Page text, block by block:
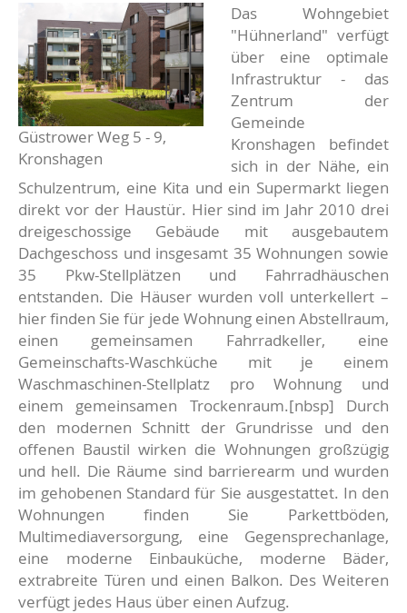
Güstrower Weg 5 - 9,
Kronshagen
Beschreibung
Das Wohngebiet
"Hühnerland" verfügt
über eine optimale
Infrastruktur - das
Zentrum der
Gemeinde
Kronshagen befindet
sich in der Nähe, ein
Schulzentrum, eine Kita und ein Supermarkt liegen
direkt vor der Haustür. Hier sind im Jahr 2010 drei
dreigeschossige Gebäude mit ausgebautem
Dachgeschoss und insgesamt 35 Wohnungen sowie
35 Pkw-Stellplätzen und Fahrradhäuschen
entstanden. Die Häuser wurden voll unterkellert –
hier finden Sie für jede Wohnung einen Abstellraum,
einen gemeinsamen Fahrradkeller, eine
Gemeinschafts-Waschküche mit je einem
Waschmaschinen-Stellplatz pro Wohnung und
einem gemeinsamen Trockenraum.[nbsp] Durch
den modernen Schnitt der Grundrisse und den
offenen Baustil wirken die Wohnungen großzügig
und hell. Die Räume sind barrierearm und wurden
im gehobenen Standard für Sie ausgestattet. In den
Wohnungen finden Sie Parkettböden,
Multimediaversorgung, eine Gegensprechanlage,
eine moderne Einbauküche, moderne Bäder,
extrabreite Türen und einen Balkon. Des Weiteren
verfügt jedes Haus über einen Aufzug.